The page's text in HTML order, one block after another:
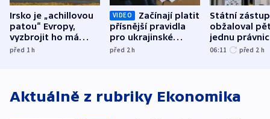
Irsko je „achillovou
patou“ Evropy,
vyzbrojit ho má
Francie
před 1h
VIDEO
Začínají platit
přísnější pravidla
pro ukrajinské
uprchlíky
před 2h
Státní
obžaloval
jednu
osobu v
06:11 před 2 h
Aktuálně z rubriky Ekonomika